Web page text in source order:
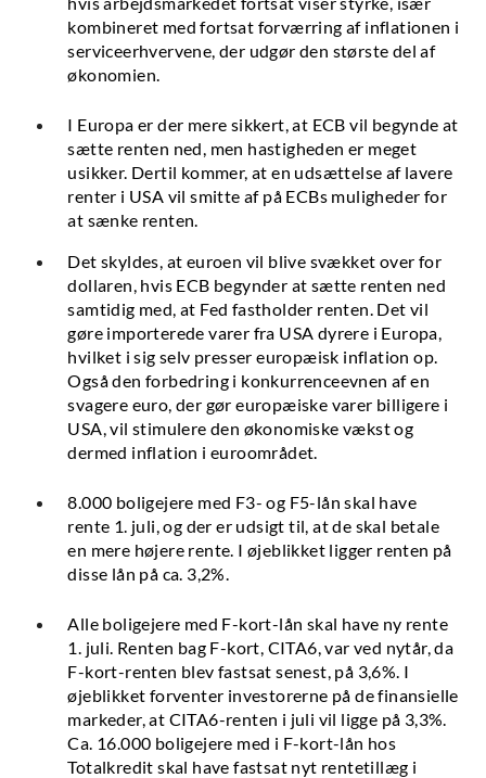
kombineret med fortsat forværring af inflationen i
serviceerhvervene, der udgør den største del af
økonomien.
I Europa er der mere sikkert, at ECB vil begynde at
sætte renten ned, men hastigheden er meget
usikker. Dertil kommer, at en udsættelse af lavere
renter i USA vil smitte af på ECBs muligheder for
at sænke renten.
Det skyldes, at euroen vil blive svækket over for
dollaren, hvis ECB begynder at sætte renten ned
samtidig med, at Fed fastholder renten. Det vil
gøre importerede varer fra USA dyrere i Europa,
hvilket i sig selv presser europæisk inflation op.
Også den forbedring i konkurrenceevnen af en
svagere euro, der gør europæiske varer billigere i
USA, vil stimulere den økonomiske vækst og
dermed inflation i euroområdet.
8.000 boligejere med F3- og F5-lån skal have
rente 1. juli, og der er udsigt til, at de skal betale
en mere højere rente. I øjeblikket ligger renten på
disse lån på ca. 3,2%.
Alle boligejere med F-kort-lån skal have ny rente
1. juli. Renten bag F-kort, CITA6, var ved nytår, da
F-kort-renten blev fastsat senest, på 3,6%. I
øjeblikket forventer investorerne på de finansielle
markeder, at CITA6-renten i juli vil ligge på 3,3%.
Ca. 16.000 boligejere med i F-kort-lån hos
Totalkredit skal have fastsat nyt rentetillæg i